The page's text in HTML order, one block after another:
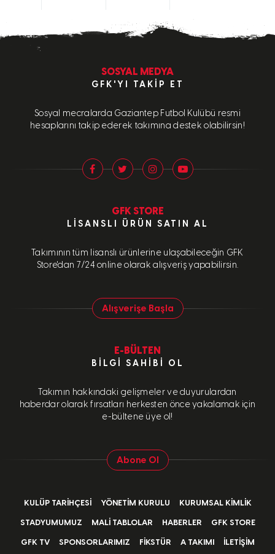
SOSYAL MEDYA
GFK'YI TAKIP ET
Sosyal mecralarda Gaziantep Futbol Kulübü resmi
hesaplarını takip ederek takımına destek olabilirsin!
GFK STORE
LISANSLI ÜRÜN SATIN AL
Takımının tüm lisanslı ürünlerine ulaşabileceğin GFK
Store'dan 7/24 online olarak alışveriş yapabilirsin.
Alışverişe Başla
E-BÜLTEN
BILGI SAHIBI OL
Takımın hakkındaki gelişmeler ve duyurulardan
haberdar olarak fırsatları herkesten önce yakalamak için
e-bültene üye ol!
Abone Ol
KULÜP TARIHÇESI YÖNETIM KURULU KURUMSAL KIMLIK
STADYUMUMUZ MALI TABLOLAR HABERLER GFK STORE
GFK TV SPONSORLARIMIZ FIKSTÜR A TAKIMI İLETIŞIM